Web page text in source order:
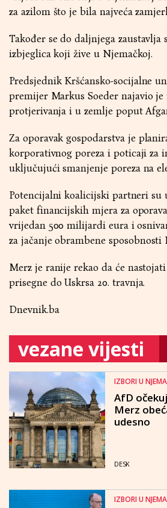
za azilom što je bila najveća
Također se do daljnjega
izbjeglica koji žive u Njemačkoj.
Predsjednik Kršćansko-socijalne
premijer Markus Soeder najavio
protjerivanja i u zemlje poput
Za oporavak gospodarstva je
korporativnog poreza i poticaji za
uključujući smanjenje poreza na
Potencijalni koalicijski partneri su
paket financijskih mjera za
vrijedan 500 milijardi eura i
za jačanje obrambene sposobnosti
Merz je ranije rekao da će
prisegne do Uskrsa 20. travnja.
Dnevnik.ba
vezane vijesti
IZBORI U
AfD
Merz
udesno
DESK
IZBORI U